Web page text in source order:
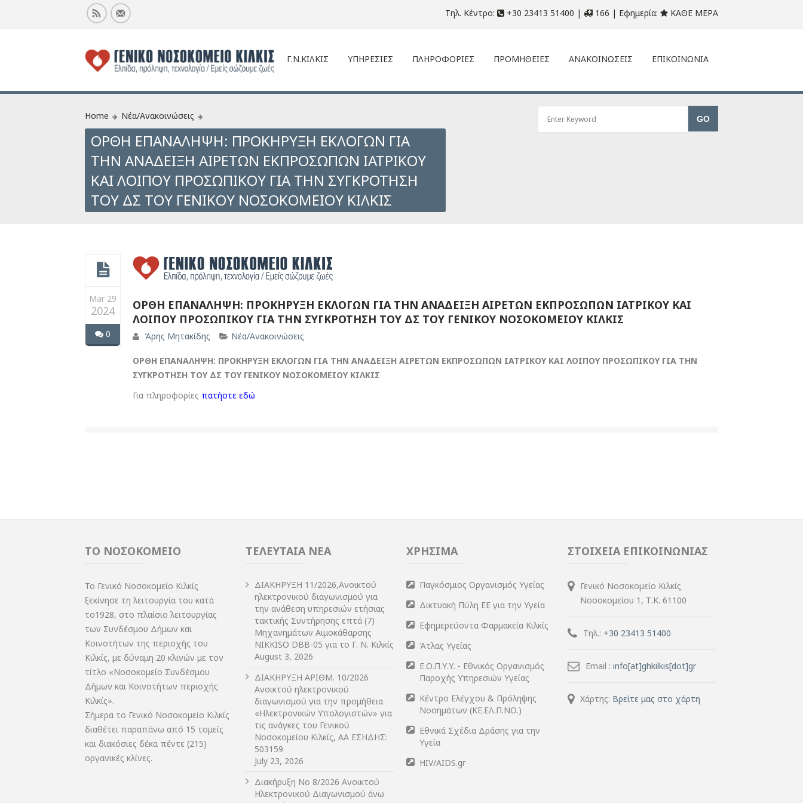
Τηλ. Κέντρο: +30 23413 51400 | 166 | Εφημερία: ΚΑΘΕ ΜΕΡΑ
Γ.Ν.ΚΙΛΚΙΣ ΥΠΗΡΕΣΙΕΣ ΠΛΗΡΟΦΟΡΙΕΣ ΠΡΟΜΗΘΕΙΕΣ ΑΝΑΚΟΙΝΩΣΕΙΣ ΕΠΙΚΟΙΝΩΝΙΑ
Home Νέα/Ανακοινώσεις
ΟΡΘΗ ΕΠΑΝΑΛΗΨΗ: ΠΡΟΚΗΡΥΞΗ ΕΚΛΟΓΩΝ ΓΙΑ
ΤΗΝ ΑΝΑΔΕΙΞΗ ΑΙΡΕΤΩΝ ΕΚΠΡΟΣΩΠΩΝ ΙΑΤΡΙΚΟΥ
ΚΑΙ ΛΟΙΠΟΥ ΠΡΟΣΩΠΙΚΟΥ ΓΙΑ ΤΗΝ ΣΥΓΚΡΟΤΗΣΗ
ΤΟΥ ΔΣ ΤΟΥ ΓΕΝΙΚΟΥ ΝΟΣΟΚΟΜΕΙΟΥ ΚΙΛΚΙΣ
Mar 29
2024
0
ΟΡΘΗ ΕΠΑΝΑΛΗΨΗ: ΠΡΟΚΗΡΥΞΗ ΕΚΛΟΓΩΝ ΓΙΑ ΤΗΝ ΑΝΑΔΕΙΞΗ ΑΙΡΕΤΩΝ ΕΚΠΡΟΣΩΠΩΝ ΙΑΤΡΙΚΟΥ ΚΑΙ
ΛΟΙΠΟΥ ΠΡΟΣΩΠΙΚΟΥ ΓΙΑ ΤΗΝ ΣΥΓΚΡΟΤΗΣΗ ΤΟΥ ΔΣ ΤΟΥ ΓΕΝΙΚΟΥ ΝΟΣΟΚΟΜΕΙΟΥ ΚΙΛΚΙΣ
Άρης Μητακίδης Νέα/Ανακοινώσεις
ΟΡΘΗ ΕΠΑΝΑΛΗΨΗ: ΠΡΟΚΗΡΥΞΗ ΕΚΛΟΓΩΝ ΓΙΑ ΤΗΝ ΑΝΑΔΕΙΞΗ ΑΙΡΕΤΩΝ ΕΚΠΡΟΣΩΠΩΝ ΙΑΤΡΙΚΟΥ ΚΑΙ ΛΟΙΠΟΥ ΠΡΟΣΩΠΙΚΟΥ ΓΙΑ ΤΗΝ
ΣΥΓΚΡΟΤΗΣΗ ΤΟΥ ΔΣ ΤΟΥ ΓΕΝΙΚΟΥ ΝΟΣΟΚΟΜΕΙΟΥ ΚΙΛΚΙΣ
Για πληροφορίες πατήστε εδώ
ΤΟ ΝΟΣΟΚΟΜΕΙΟ
Το Γενικό Νοσοκομείο Κιλκίς
ξεκίνησε τη λειτουργία του κατά
το1928, στο πλαίσιο λειτουργίας
των Συνδέσμου Δήμων και
Κοινοτήτων της περιοχής του
Κιλκίς, με δύναμη 20 κλινών με τον
τίτλο «Νοσοκομείο Συνδέσμου
Δήμων και Κοινοτήτων περιοχής
Κιλκίς».
Σήμερα το Γενικό Νοσοκομείο Κιλκίς
διαθέτει παραπάνω από 15 τομείς
και διακόσιες δέκα πέντε (215)
οργανικές κλίνες.
ΤΕΛΕΥΤΑΙΑ ΝΕΑ
ΔIΑΚΗΡΥΞΗ 11/2026,Ανοικτού
ηλεκτρονικού διαγωνισμού για
την ανάθεση υπηρεσιών ετήσιας
τακτικής Συντήρησης επτά (7)
Μηχανημάτων Αιμοκάθαρσης
NIKKISO DBB-05 για το Γ. Ν. Κιλκίς
August 3, 2026
ΔIΑΚΗΡΥΞΗ ΑΡIΘΜ. 10/2026
Ανοικτού ηλεκτρονικού
διαγωνισμού για την προμήθεια
«Ηλεκτρονικών Υπολογιστών» για
τις ανάγκες του Γενικού
Νοσοκομείου Κιλκίς, ΑΑ ΕΣΗΔΗΣ:
503159
July 23, 2026
Διακήρυξη Νο 8/2026 Ανοικτού
Ηλεκτρονικού Διαγωνισμού άνω
ΧΡΗΣΙΜΑ
Παγκόσμιος Οργανισμός Υγείας
Δικτυακή Πύλη ΕΕ για την Υγεία
Εφημερεύοντα Φαρμακεία Κιλκίς
Άτλας Υγείας
Ε.Ο.Π.Υ.Υ. - Εθνικός Οργανισμός
Παροχής Υπηρεσιών Υγείας
Κέντρο Ελέγχου & Πρόληψης
Νοσημάτων (ΚΕ.ΕΛ.Π.ΝΟ.)
Εθνικά Σχέδια Δράσης για την
Υγεία
HIV/AIDS.gr
ΣΤΟΙΧΕΙΑ ΕΠΙΚΟΙΝΩΝΙΑΣ
Γενικό Νοσοκομείο Κιλκίς
Νοσοκομείου 1, Τ.Κ. 61100
Τηλ.: +30 23413 51400
Email : info[at]ghkilkis[dot]gr
Χάρτης: Βρείτε μας στο χάρτη